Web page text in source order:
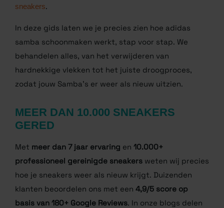
een complete gids voor het
In deze gids laten we je precies zien hoe adidas
samba schoonmaken werkt, stap voor stap. We
behandelen alles, van het verwijderen van
hardnekkige vlekken tot het juiste droogproces,
MEER DAN 10.000 SNEAKERS
Metmeer dan 7 jaar ervaringen10.000+
professioneel gereinigde sneakersweten wij precies
hoe je sneakers weer als nieuw krijgt. Duizenden
klanten beoordelen ons met een4,9/5 score op